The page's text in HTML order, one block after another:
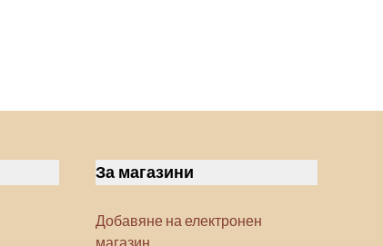
За магазини
Добавяне на електронен
магазин